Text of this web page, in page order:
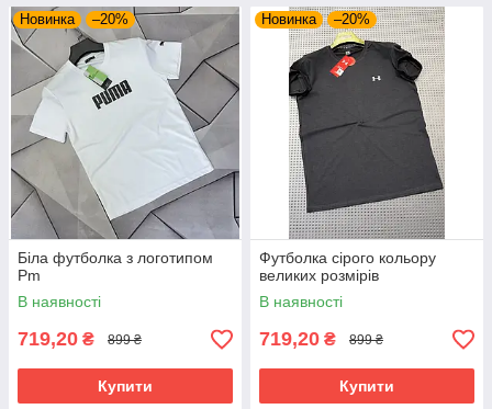
Новинка –20%
Біла футболка з логотипом
Pm
В наявності
719,20 ₴ 899 ₴
Купити
Новинка –20%
Футболка сірого кольору
великих розмірів
В наявності
719,20 ₴ 899 ₴
Купити